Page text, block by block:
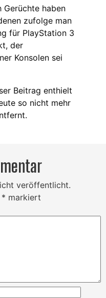
Gerüchte haben
zufolge man
für PlayStation 3
der
Konsolen sei
Beitrag enthielt
so nicht mehr
veröffentlicht.
* markiert